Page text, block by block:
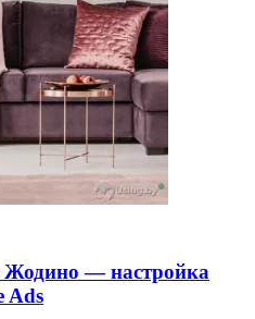
Жодино — настройка
Ads